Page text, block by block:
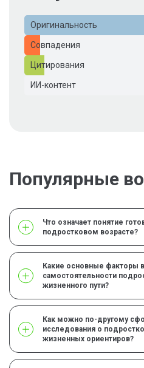
Оригинальность
Совпадения
Цитирования
ИИ-контент
Популярные
Что означает понятие
подростковом возрасте?
Какие основные факторы
самостоятельности
жизненного пути?
Как можно по-другому
исследования о
жизненных ориентиров?